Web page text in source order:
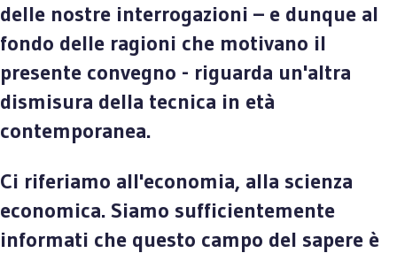
delle nostre interrogazioni – e dunque al
fondo delle ragioni che motivano il
presente convegno - riguarda un'altra
dismisura della tecnica in età
contemporanea.
Ci riferiamo all'economia, alla scienza
economica. Siamo sufficientemente
informati che questo campo del sapere è